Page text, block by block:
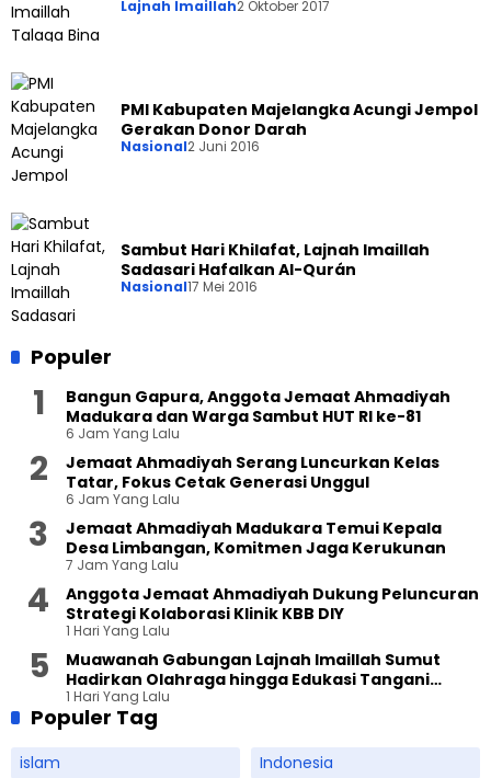
Lajnah Imaillah2 Oktober 2017
PMI Kabupaten Majelangka Acungi Jempol
Gerakan Donor Darah
Nasional2 Juni 2016
Sambut Hari Khilafat, Lajnah Imaillah
Sadasari Hafalkan Al-Qurán
Nasional17 Mei 2016
Populer
Bangun Gapura, Anggota Jemaat Ahmadiyah
Madukara dan Warga Sambut HUT RI ke-81
6 Jam Yang Lalu
Jemaat Ahmadiyah Serang Luncurkan Kelas
Tatar, Fokus Cetak Generasi Unggul
6 Jam Yang Lalu
Jemaat Ahmadiyah Madukara Temui Kepala
Desa Limbangan, Komitmen Jaga Kerukunan
7 Jam Yang Lalu
Anggota Jemaat Ahmadiyah Dukung Peluncuran
Strategi Kolaborasi Klinik KBB DIY
1 Hari Yang Lalu
Muawanah Gabungan Lajnah Imaillah Sumut
Hadirkan Olahraga hingga Edukasi Tangani
Sampah
1 Hari Yang Lalu
Populer Tag
islam
Indonesia